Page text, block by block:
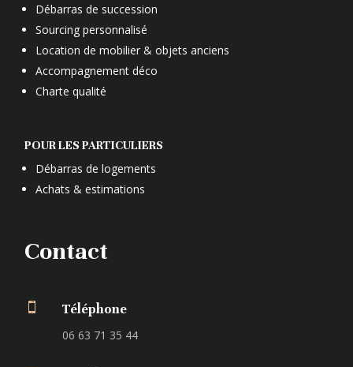
Débarras de succession
Sourcing personnalisé
Location de mobilier & objets anciens
Accompagnement déco
Charte qualité
POUR LES PARTICULIERS
Débarras de logements
Achats & estimations
Contact
 Téléphone
06 63 71 35 44